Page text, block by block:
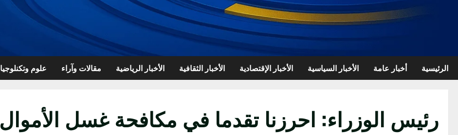
الرئيسية أخبار عامة الأخبار السياسية الأخبار الإقتصادية الأخبار الثقافية الأخبار الرياضية مقالات وآراء علوم وتكنلوجيا
رئيس الوزراء: احرزنا تقدما في مكافحة غسل الأموال